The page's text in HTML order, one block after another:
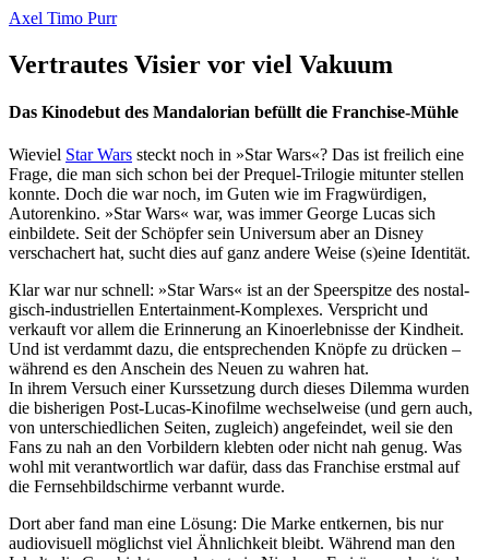
Axel Timo Purr
Vertrautes Visier vor viel Vakuum
Das Kinodebut des Mandalorian befüllt die Franchise-Mühle
Wieviel Star Wars steckt noch in »Star Wars«? Das ist freilich eine
Frage, die man sich schon bei der Prequel-Trilogie mitunter stellen
konnte. Doch die war noch, im Guten wie im Frag­wür­digen,
Autoren­kino. »Star Wars« war, was immer George Lucas sich
einbil­dete. Seit der Schöpfer sein Universum aber an Disney
verscha­chert hat, sucht dies auf ganz andere Weise (s)eine Identität.
Klar war nur schnell: »Star Wars« ist an der Speer­spitze des nost­al­
gisch-indus­tri­ellen Enter­tain­ment-Komplexes. Verspricht und
verkauft vor allem die Erin­ne­rung an Kino­er­leb­nisse der Kindheit.
Und ist verdammt dazu, die entspre­chenden Knöpfe zu drücken –
während es den Anschein des Neuen zu wahren hat.
In ihrem Versuch einer Kurs­set­zung durch dieses Dilemma wurden
die bishe­rigen Post-Lucas-Kinofilme wech­sel­weise (und gern auch,
von unter­schied­li­chen Seiten, zugleich) ange­feindet, weil sie den
Fans zu nah an den Vorbil­dern klebten oder nicht nah genug. Was
wohl mit verant­wort­lich war dafür, dass das Franchise erstmal auf
die Fern­seh­bild­schirme verbannt wurde.
Dort aber fand man eine Lösung: Die Marke entkernen, bis nur
audio­vi­suell möglichst viel Ähnlich­keit bleibt. Während man den